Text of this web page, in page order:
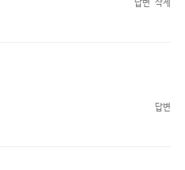
답변 삭제
답변